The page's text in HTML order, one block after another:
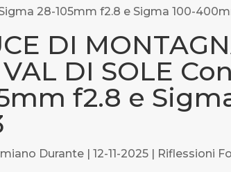
28-105mm f2.8 e Sigma 100-
DI
DI SOLE
f2.8 e
Durante |12-11-2025 | Riflessioni